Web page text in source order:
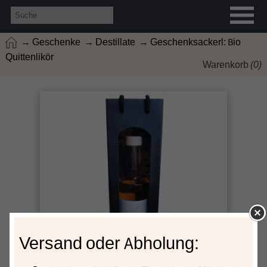
→ Geschenke → Destillate → Geschenksackerl: Bio
Quittenlikör
Warenkorb (0)
Versand oder Abholung: